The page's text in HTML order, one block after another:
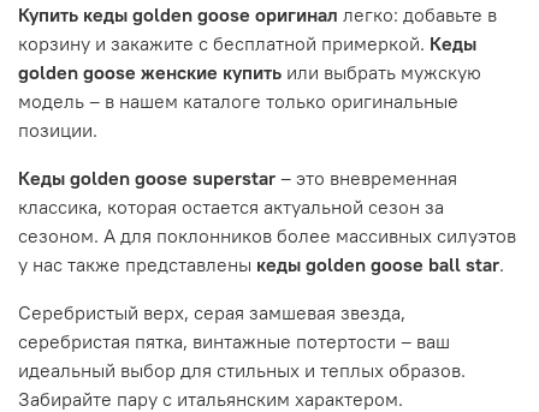
Купить кеды golden goose оригинал легко: добавьте в
корзину и закажите с бесплатной примеркой. Кеды
golden goose женские купить или выбрать мужскую
модель – в нашем каталоге только оригинальные
позиции.
Кеды golden goose superstar – это вневременная
классика, которая остается актуальной сезон за
сезоном. А для поклонников более массивных силуэтов
у нас также представлены кеды golden goose ball star.
Серебристый верх, серая замшевая звезда,
серебристая пятка, винтажные потертости – ваш
идеальный выбор для стильных и теплых образов.
Забирайте пару с итальянским характером.